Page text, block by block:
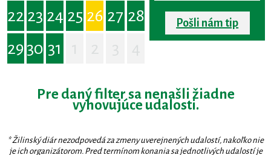
22 23 24 25 26 27 28
29 30 31
Pošli nám tip
Pre daný filter sa nenašli žiadne
vyhovujúce udalosti.
* Žilinský diár nezodpovedá za zmeny uverejnených udalostí, nakoľko nie
je ich organizátorom. Pred termínom konania sa jednotlivých udalostí je